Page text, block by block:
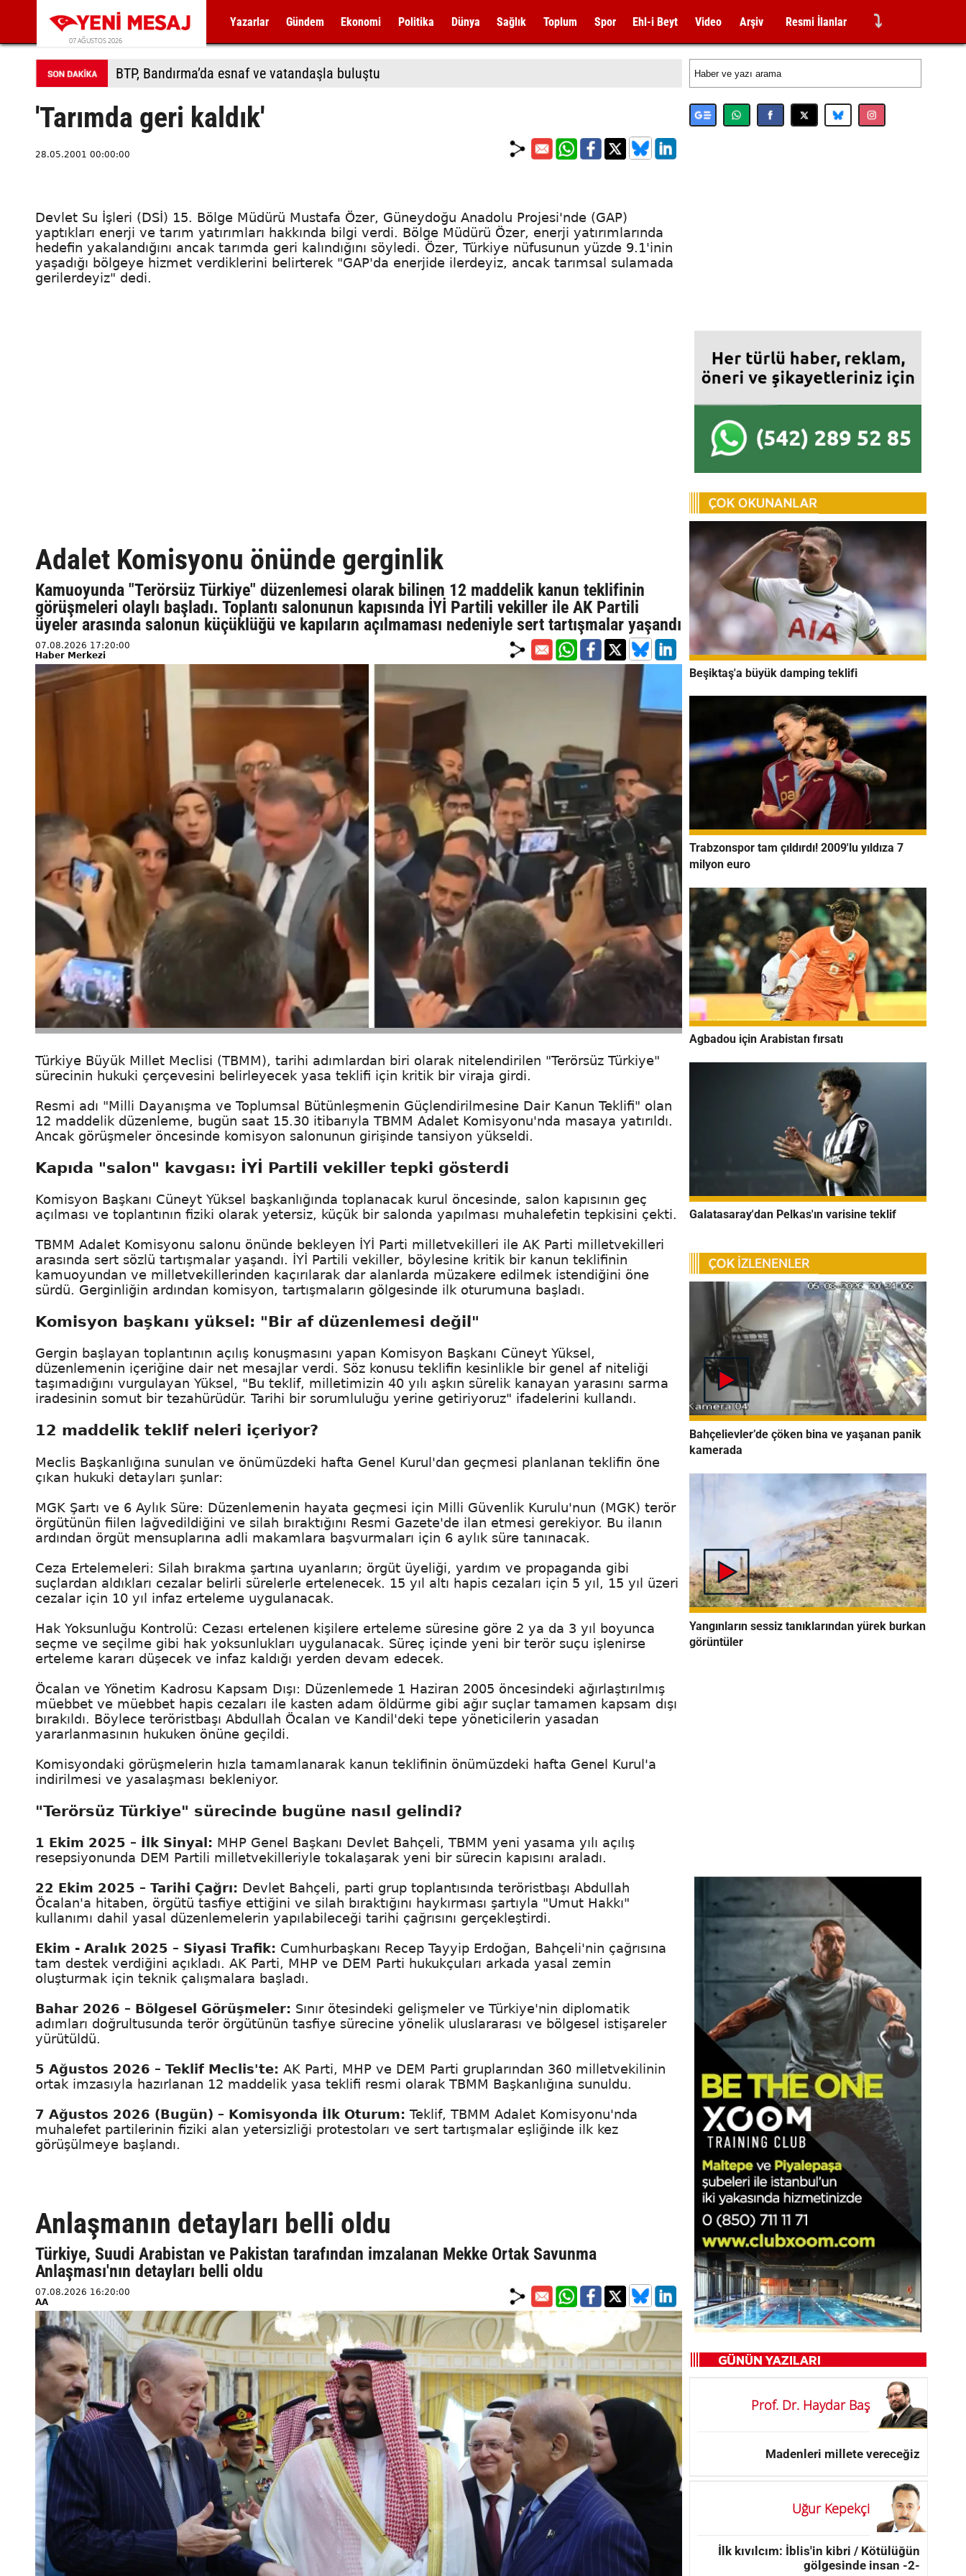
07 AĞUSTOS 2026
Yazarlar Gündem Ekonomi Politika Dünya Sağlık Toplum Spor Ehl-i Beyt Video Arşiv Resmi İlanlar ⤵
BTP, Bandırma’da esnaf ve vatandaşla buluştu
'Tarımda geri kaldık'
28.05.2001 00:00:00
Devlet Su İşleri (DSİ) 15. Bölge Müdürü Mustafa Özer, Güneydoğu Anadolu Projesi'nde (GAP)
yaptıkları enerji ve tarım yatırımları hakkında bilgi verdi. Bölge Müdürü Özer, enerji yatırımlarında
hedefin yakalandığını ancak tarımda geri kalındığını söyledi. Özer, Türkiye nüfusunun yüzde 9.1'inin
yaşadığı bölgeye hizmet verdiklerini belirterek "GAP'da enerjide ilerdeyiz, ancak tarımsal sulamada
gerilerdeyiz" dedi.
Adalet Komisyonu önünde gerginlik
Kamuoyunda "Terörsüz Türkiye" düzenlemesi olarak bilinen 12 maddelik kanun teklifinin
görüşmeleri olaylı başladı. Toplantı salonunun kapısında İYİ Partili vekiller ile AK Partili
üyeler arasında salonun küçüklüğü ve kapıların açılmaması nedeniyle sert tartışmalar yaşandı
07.08.2026 17:20:00
Haber Merkezi
Türkiye Büyük Millet Meclisi (TBMM), tarihi adımlardan biri olarak nitelendirilen "Terörsüz Türkiye"
sürecinin hukuki çerçevesini belirleyecek yasa teklifi için kritik bir viraja girdi.
Resmi adı "Milli Dayanışma ve Toplumsal Bütünleşmenin Güçlendirilmesine Dair Kanun Teklifi" olan
12 maddelik düzenleme, bugün saat 15.30 itibarıyla TBMM Adalet Komisyonu'nda masaya yatırıldı.
Ancak görüşmeler öncesinde komisyon salonunun girişinde tansiyon yükseldi.
Kapıda "salon" kavgası: İYİ Partili vekiller tepki gösterdi
Komisyon Başkanı Cüneyt Yüksel başkanlığında toplanacak kurul öncesinde, salon kapısının geç
açılması ve toplantının fiziki olarak yetersiz, küçük bir salonda yapılması muhalefetin tepkisini çekti.
TBMM Adalet Komisyonu salonu önünde bekleyen İYİ Parti milletvekilleri ile AK Parti milletvekilleri
arasında sert sözlü tartışmalar yaşandı. İYİ Partili vekiller, böylesine kritik bir kanun teklifinin
kamuoyundan ve milletvekillerinden kaçırılarak dar alanlarda müzakere edilmek istendiğini öne
sürdü. Gerginliğin ardından komisyon, tartışmaların gölgesinde ilk oturumuna başladı.
Komisyon başkanı yüksel: "Bir af düzenlemesi değil"
Gergin başlayan toplantının açılış konuşmasını yapan Komisyon Başkanı Cüneyt Yüksel,
düzenlemenin içeriğine dair net mesajlar verdi. Söz konusu teklifin kesinlikle bir genel af niteliği
taşımadığını vurgulayan Yüksel, "Bu teklif, milletimizin 40 yılı aşkın sürelik kanayan yarasını sarma
iradesinin somut bir tezahürüdür. Tarihi bir sorumluluğu yerine getiriyoruz" ifadelerini kullandı.
12 maddelik teklif neleri içeriyor?
Meclis Başkanlığına sunulan ve önümüzdeki hafta Genel Kurul'dan geçmesi planlanan teklifin öne
çıkan hukuki detayları şunlar:
MGK Şartı ve 6 Aylık Süre: Düzenlemenin hayata geçmesi için Milli Güvenlik Kurulu'nun (MGK) terör
örgütünün fiilen lağvedildiğini ve silah bıraktığını Resmi Gazete'de ilan etmesi gerekiyor. Bu ilanın
ardından örgüt mensuplarına adli makamlara başvurmaları için 6 aylık süre tanınacak.
Ceza Ertelemeleri: Silah bırakma şartına uyanların; örgüt üyeliği, yardım ve propaganda gibi
suçlardan aldıkları cezalar belirli sürelerle ertelenecek. 15 yıl altı hapis cezaları için 5 yıl, 15 yıl üzeri
cezalar için 10 yıl infaz erteleme uygulanacak.
Hak Yoksunluğu Kontrolü: Cezası ertelenen kişilere erteleme süresine göre 2 ya da 3 yıl boyunca
seçme ve seçilme gibi hak yoksunlukları uygulanacak. Süreç içinde yeni bir terör suçu işlenirse
erteleme kararı düşecek ve infaz kaldığı yerden devam edecek.
Öcalan ve Yönetim Kadrosu Kapsam Dışı: Düzenlemede 1 Haziran 2005 öncesindeki ağırlaştırılmış
müebbet ve müebbet hapis cezaları ile kasten adam öldürme gibi ağır suçlar tamamen kapsam dışı
bırakıldı. Böylece teröristbaşı Abdullah Öcalan ve Kandil'deki tepe yöneticilerin yasadan
yararlanmasının hukuken önüne geçildi.
Komisyondaki görüşmelerin hızla tamamlanarak kanun teklifinin önümüzdeki hafta Genel Kurul'a
indirilmesi ve yasalaşması bekleniyor.
"Terörsüz Türkiye" sürecinde bugüne nasıl gelindi?
1 Ekim 2025 – İlk Sinyal: MHP Genel Başkanı Devlet Bahçeli, TBMM yeni yasama yılı açılış
resepsiyonunda DEM Partili milletvekilleriyle tokalaşarak yeni bir sürecin kapısını araladı.
22 Ekim 2025 – Tarihi Çağrı: Devlet Bahçeli, parti grup toplantısında teröristbaşı Abdullah
Öcalan'a hitaben, örgütü tasfiye ettiğini ve silah bıraktığını haykırması şartıyla "Umut Hakkı"
kullanımı dahil yasal düzenlemelerin yapılabileceği tarihi çağrısını gerçekleştirdi.
Ekim - Aralık 2025 – Siyasi Trafik: Cumhurbaşkanı Recep Tayyip Erdoğan, Bahçeli'nin çağrısına
tam destek verdiğini açıkladı. AK Parti, MHP ve DEM Parti hukukçuları arkada yasal zemin
oluşturmak için teknik çalışmalara başladı.
Bahar 2026 – Bölgesel Görüşmeler: Sınır ötesindeki gelişmeler ve Türkiye'nin diplomatik
adımları doğrultusunda terör örgütünün tasfiye sürecine yönelik uluslararası ve bölgesel istişareler
yürütüldü.
5 Ağustos 2026 – Teklif Meclis'te: AK Parti, MHP ve DEM Parti gruplarından 360 milletvekilinin
ortak imzasıyla hazırlanan 12 maddelik yasa teklifi resmi olarak TBMM Başkanlığına sunuldu.
7 Ağustos 2026 (Bugün) – Komisyonda İlk Oturum: Teklif, TBMM Adalet Komisyonu'nda
muhalefet partilerinin fiziki alan yetersizliği protestoları ve sert tartışmalar eşliğinde ilk kez
görüşülmeye başlandı.
Anlaşmanın detayları belli oldu
Türkiye, Suudi Arabistan ve Pakistan tarafından imzalanan Mekke Ortak Savunma
Anlaşması'nın detayları belli oldu
07.08.2026 16:20:00
AA
Beşiktaş'a büyük damping teklifi
Trabzonspor tam çıldırdı! 2009'lu yıldıza 7
milyon euro
Agbadou için Arabistan fırsatı
Galatasaray'dan Pelkas'ın varisine teklif
Bahçelievler’de çöken bina ve yaşanan panik
kamerada
Yangınların sessiz tanıklarından yürek burkan
görüntüler
Prof. Dr. Haydar Baş
Madenleri millete vereceğiz
Uğur Kepekçi
İlk kıvılcım: İblis'in kibri / Kötülüğün
gölgesinde insan -2-